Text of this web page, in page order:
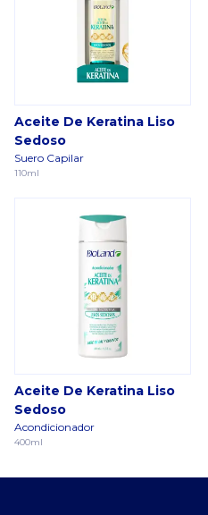
Aceite De Keratina Liso
Sedoso
Suero Capilar
110ml
Aceite De Keratina Liso
Sedoso
Acondicionador
400ml